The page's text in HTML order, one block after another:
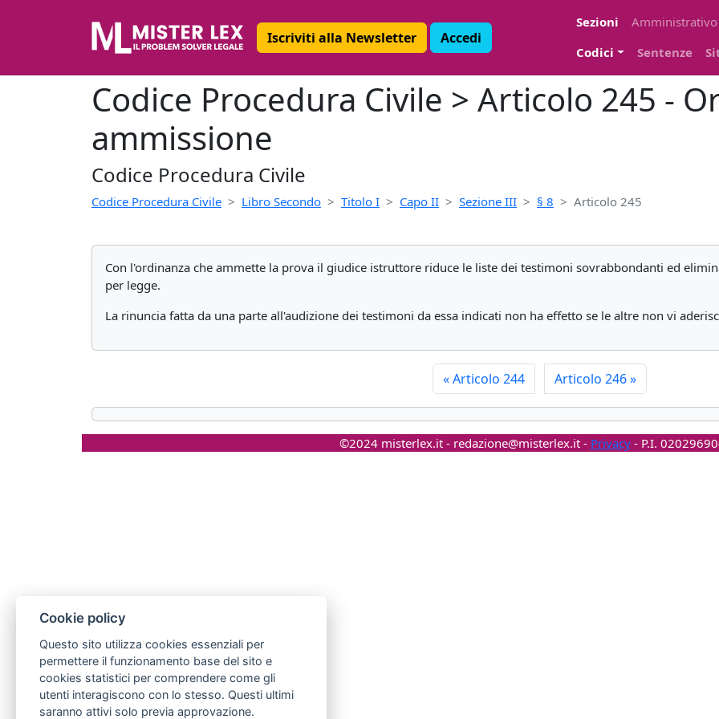
Iscriviti alla Newsletter Accedi
Sezioni
Amministrativo
Codici
Sentenze
Codice Procedura Civile > Articolo 245 -
ammissione
Codice Procedura Civile
Codice Procedura Civile Libro Secondo Titolo I Capo II Sezione III § 8 Articolo 245
Con l'ordinanza che ammette la prova il giudice istruttore riduce le liste dei testimoni sovrabbondanti ed
per legge.
La rinuncia fatta da una parte all'audizione dei testimoni da essa indicati non ha effetto se le altre non vi
«Articolo 244 Articolo 246»
©2024 misterlex.it - redazione@misterlex.it- Privacy- P.I.
Cookie policy
Questo sito utilizza cookies essenziali per
permettere il funzionamento base del sito e
cookies statistici per comprendere come gli
utenti interagiscono con lo stesso. Questi ultimi
saranno attivi solo previa approvazione.